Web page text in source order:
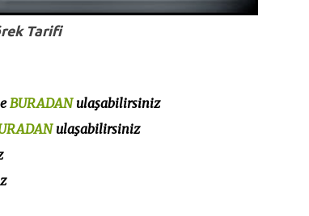
Tarifi
BURADANulaşabilirsiniz
ulaşabilirsiniz